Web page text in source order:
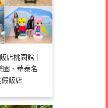
店桃園館｜
園、華泰名
假飯店